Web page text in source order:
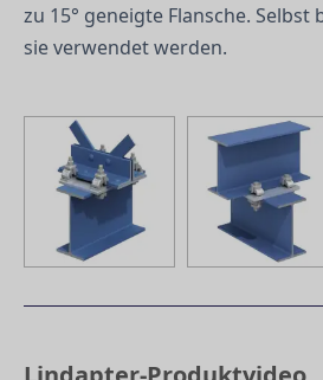
zu 15° geneigte Flansche.
sie verwendet werden.